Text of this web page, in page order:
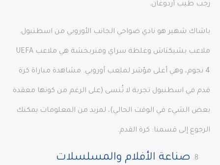
رجب طيب أردوغان.
باشاك شهير هو نادي ضواحي الجانب الأوروبي من اسطنبول.
ملاعب بشيكتاش وغلطة سراي وفنربخشة هي ملاعب UEFA
4 نجوم، وهي أعلى مؤشر لملعب أوروبي. مشاهدة مباراة كرة
قدم في اسطنبول تجربة لا تُنسى (على الرغم من كونها معقدة
بعض الشيء في الوقت الحالي)، لمزيد من المعلومات يمكنك
الرجوع إلى قسمنا: كرة القدم.
صناعة الأفلام والمسلسلات